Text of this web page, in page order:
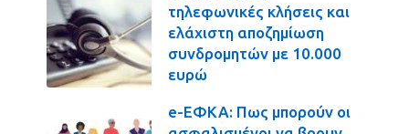
τηλεφωνικές κλήσεις και
ελάχιστη αποζημίωση
συνδρομητών με 10.000
ευρώ
e-ΕΦΚΑ: Πως μπορούν οι